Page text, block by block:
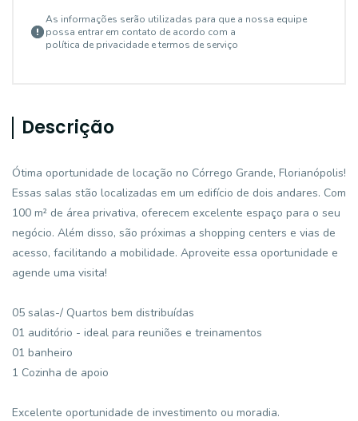
As informações serão utilizadas para que a nossa equipe
possa entrar em contato de acordo com a
política de privacidade e termos de serviço
Descrição
Ótima oportunidade de locação no Córrego Grande, Florianópolis!
Essas salas stão localizadas em um edifício de dois andares. Com
100 m² de área privativa, oferecem excelente espaço para o seu
negócio. Além disso, são próximas a shopping centers e vias de
acesso, facilitando a mobilidade. Aproveite essa oportunidade e
agende uma visita!
05 salas-/ Quartos bem distribuídas
01 auditório - ideal para reuniões e treinamentos
01 banheiro
1 Cozinha de apoio
Excelente oportunidade de investimento ou moradia.